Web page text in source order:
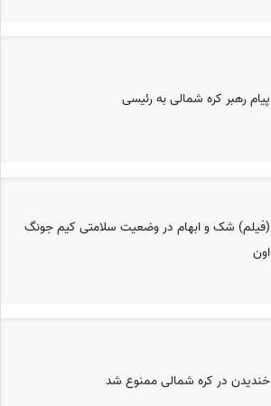
پیام رهبر کره شمالی به رئیسی
(فیلم) شک و ابهام در وضعیت سلامتی کیم جونگ
اون
خندیدن در کره شمالی ممنوع شد